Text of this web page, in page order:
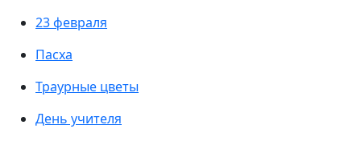
23 февраля
Пасха
Траурные цветы
День учителя